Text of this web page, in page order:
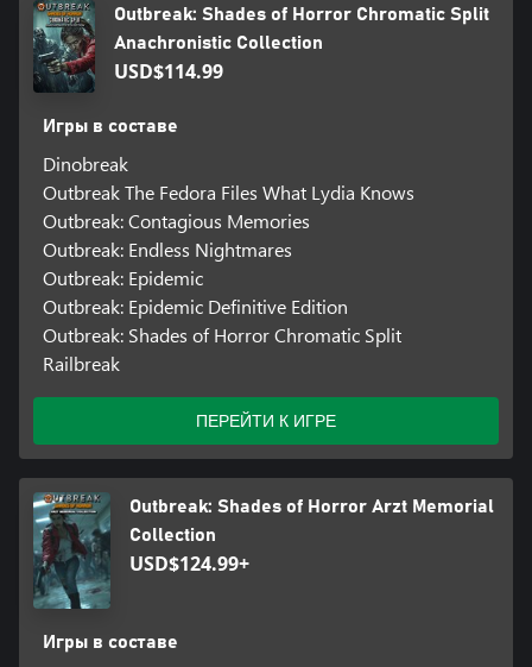
Outbreak: Shades of Horror Chromatic Split
Anachronistic Collection
USD$114.99
Игры в составе
Dinobreak
Outbreak The Fedora Files What Lydia Knows
Outbreak: Contagious Memories
Outbreak: Endless Nightmares
Outbreak: Epidemic
Outbreak: Epidemic Definitive Edition
Outbreak: Shades of Horror Chromatic Split
Railbreak
ПЕРЕЙТИ К ИГРЕ
Outbreak: Shades of Horror Arzt Memorial
Collection
USD$124.99+
Игры в составе